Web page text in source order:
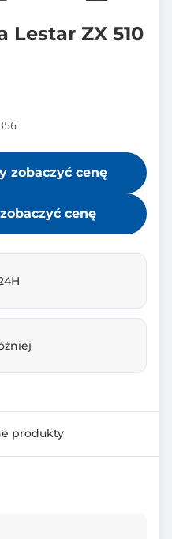
Lestar ZX 510
zobaczyć cenę
cenę
produkty